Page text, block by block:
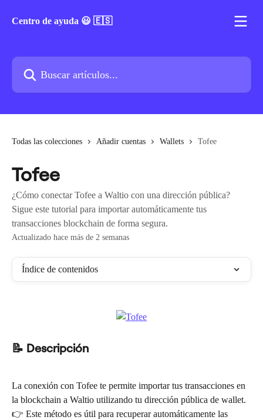
Centro de ayuda 😃 🇪🇸
Buscar artículos...
Todas las colecciones Añadir cuentas Wallets Tofee
Tofee
¿Cómo conectar Tofee a Waltio con una dirección pública?
Sigue este tutorial para importar automáticamente tus
transacciones blockchain de forma segura.
Actualizado hace más de 2 semanas
Índice de contenidos
📝 Descripción
La conexión con Tofee te permite importar tus transacciones en
la blockchain a Waltio utilizando tu dirección pública de wallet.
👉 Este método es útil para recuperar automáticamente las